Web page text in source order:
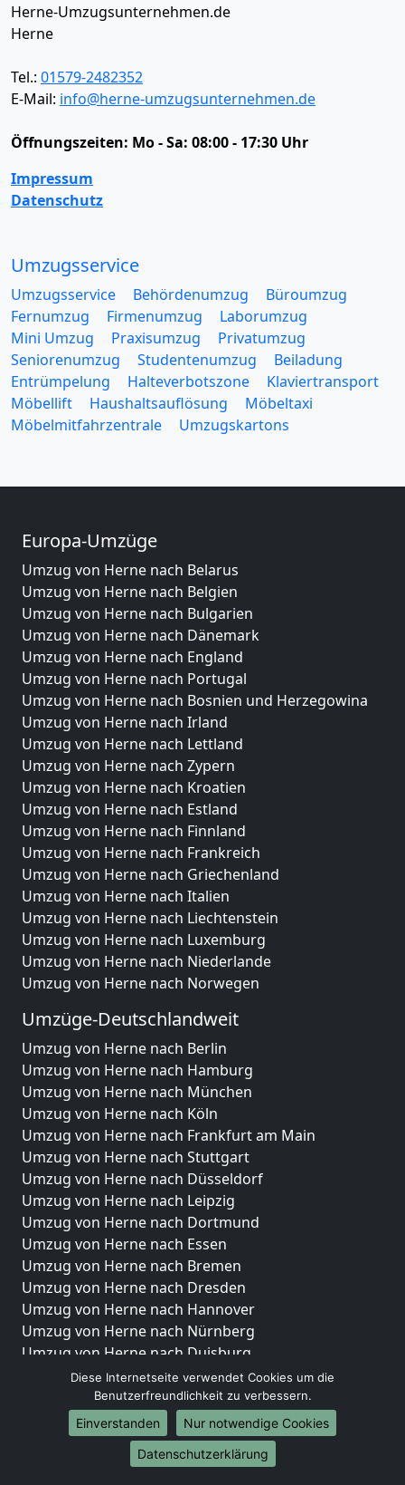
Herne-Umzugsunternehmen.de
Herne
Tel.: 01579-2482352
E-Mail: info@herne-umzugsunternehmen.de
Öffnungszeiten: Mo - Sa: 08:00 - 17:30 Uhr
Impressum
Datenschutz
Umzugsservice
Umzugsservice Behördenumzug
Büroumzug
Fernumzug
Firmenumzug
Laborumzug
Mini Umzug
Praxisumzug
Privatumzug
Seniorenumzug
Studentenumzug
Beiladung
Entrümpelung
Halteverbotszone
Klaviertransport
Möbellift
Haushaltsauflösung
Möbeltaxi
Möbelmitfahrzentrale
Umzugskartons
Europa-Umzüge
Umzug von Herne nach Belarus
Umzug von Herne nach Belgien
Umzug von Herne nach Bulgarien
Umzug von Herne nach Dänemark
Umzug von Herne nach England
Umzug von Herne nach Portugal
Umzug von Herne nach Bosnien und Herzegowina
Umzug von Herne nach Irland
Umzug von Herne nach Lettland
Umzug von Herne nach Zypern
Umzug von Herne nach Kroatien
Umzug von Herne nach Estland
Umzug von Herne nach Finnland
Umzug von Herne nach Frankreich
Umzug von Herne nach Griechenland
Umzug von Herne nach Italien
Umzug von Herne nach Liechtenstein
Umzug von Herne nach Luxemburg
Umzug von Herne nach Niederlande
Umzug von Herne nach Norwegen
Umzüge-Deutschlandweit
Umzug von Herne nach Berlin
Umzug von Herne nach Hamburg
Umzug von Herne nach München
Umzug von Herne nach Köln
Umzug von Herne nach Frankfurt am Main
Umzug von Herne nach Stuttgart
Umzug von Herne nach Düsseldorf
Umzug von Herne nach Leipzig
Umzug von Herne nach Dortmund
Umzug von Herne nach Essen
Umzug von Herne nach Bremen
Umzug von Herne nach Dresden
Umzug von Herne nach Hannover
Umzug von Herne nach Nürnberg
Umzug von Herne nach Duisburg
Umzug von Herne nach Bochum
Umzug von Herne nach Wuppertal
Umzug von Herne nach Bielefeld
Umzug von Herne nach Bonn
Umzug von Herne nach Münster
Diese Internetseite verwendet Cookies um die
Benutzerfreundlichkeit zu verbessern.
Einverstanden
Nur notwendige Cookies
Datenschutzerklärung